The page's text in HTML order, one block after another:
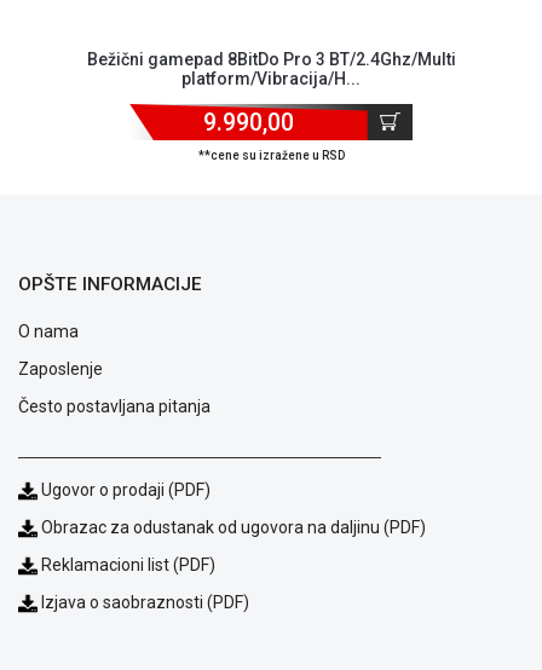
Blog
Način
plaćanja
Podrška
Opšti
i
reklamacije
prijava
kvara
Bežični gamepad 8BitDo Pro 3 BT/
platform/Gray editio...
9.990,00
**cene su izražene u RSD
OPŠTE INFORMACIJE
O nama
Zaposlenje
Često postavljana pitanja
Ugovor o prodaji (PDF)
Obrazac za odustanak od ugovora na daljinu (PDF)
Reklamacioni list (PDF)
Izjava o saobraznosti (PDF)